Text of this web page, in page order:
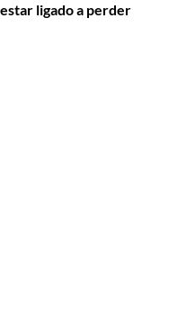
ligado a perder